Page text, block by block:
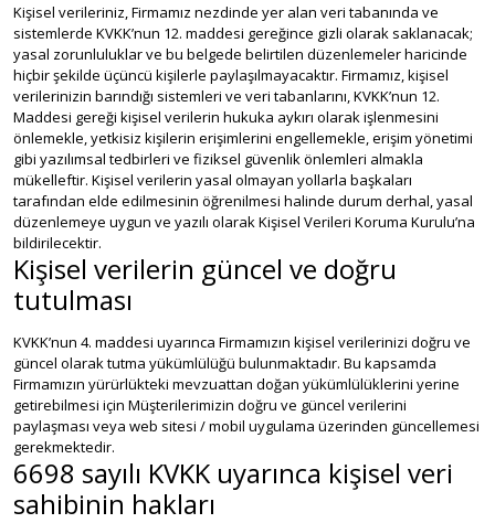
Kişisel verileriniz, Firmamız nezdinde yer alan veri tabanında ve
sistemlerde KVKK’nun 12. maddesi gereğince gizli olarak saklanacak;
yasal zorunluluklar ve bu belgede belirtilen düzenlemeler haricinde
hiçbir şekilde üçüncü kişilerle paylaşılmayacaktır. Firmamız, kişisel
verilerinizin barındığı sistemleri ve veri tabanlarını, KVKK’nun 12.
Maddesi gereği kişisel verilerin hukuka aykırı olarak işlenmesini
önlemekle, yetkisiz kişilerin erişimlerini engellemekle, erişim yönetimi
gibi yazılımsal tedbirleri ve fiziksel güvenlik önlemleri almakla
mükelleftir. Kişisel verilerin yasal olmayan yollarla başkaları
tarafından elde edilmesinin öğrenilmesi halinde durum derhal, yasal
düzenlemeye uygun ve yazılı olarak Kişisel Verileri Koruma Kurulu’na
bildirilecektir.
Kişisel verilerin güncel ve doğru
tutulması
KVKK’nun 4. maddesi uyarınca Firmamızın kişisel verilerinizi doğru ve
güncel olarak tutma yükümlülüğü bulunmaktadır. Bu kapsamda
Firmamızın yürürlükteki mevzuattan doğan yükümlülüklerini yerine
getirebilmesi için Müşterilerimizin doğru ve güncel verilerini
paylaşması veya web sitesi / mobil uygulama üzerinden güncellemesi
gerekmektedir.
6698 sayılı KVKK uyarınca kişisel veri
sahibinin hakları